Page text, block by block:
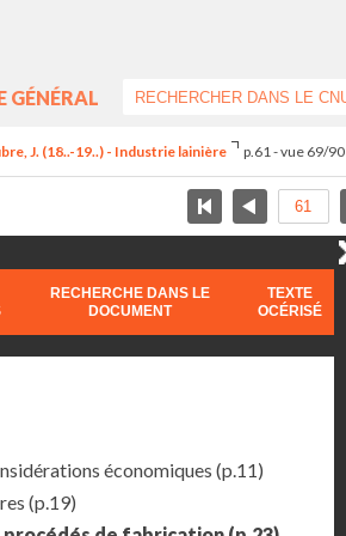
GÉNÉRAL
J. (18..-19..) - Industrie lainière p.61 - vue 69/90
RECHERCHE DANS LE
DOCUMENT
TEXTE
OCÉRISÉ
économiques (p.11)
(p.19)